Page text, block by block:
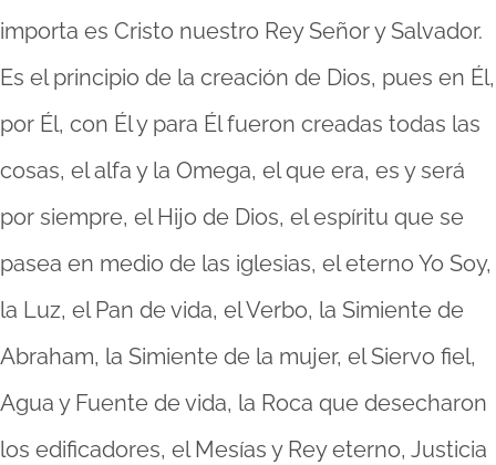
importa es Cristo nuestro Rey Señor y Salvador.
Es el principio de la creación de Dios, pues en Él,
por Él, con Él y para Él fueron creadas todas las
cosas, el alfa y la Omega, el que era, es y será
por siempre, el Hijo de Dios, el espíritu que se
pasea en medio de las iglesias, el eterno Yo Soy,
la Luz, el Pan de vida, el Verbo, la Simiente de
Abraham, la Simiente de la mujer, el Siervo fiel,
Agua y Fuente de vida, la Roca que desecharon
los edificadores, el Mesías y Rey eterno, Justicia